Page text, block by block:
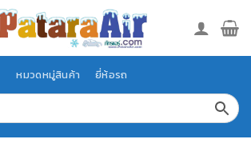
หมวดหมู่สินค้า ยี่ห้อรถ